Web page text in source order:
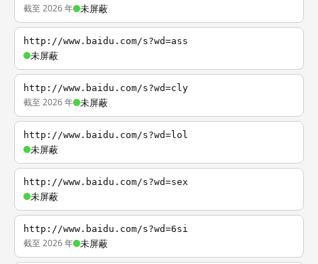
截至 2026 年 未屏蔽
http://www.baidu.com/s?wd=ass
未屏蔽
http://www.baidu.com/s?wd=cly
截至 2026 年 未屏蔽
http://www.baidu.com/s?wd=lol
未屏蔽
http://www.baidu.com/s?wd=sex
未屏蔽
http://www.baidu.com/s?wd=6si
截至 2026 年 未屏蔽